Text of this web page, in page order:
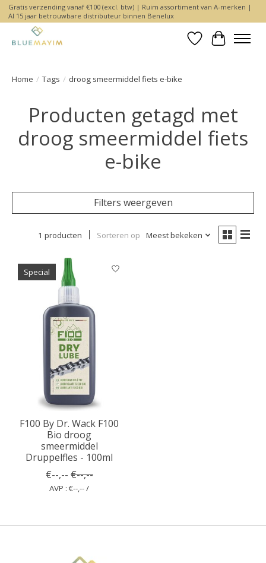
Gratis verzending vanaf €100 (excl. btw) | Ruim assortiment van A-merken |
Al 15 jaar betrouwbare distributeur binnen Benelux
Verlanglijst
Home / Tags / droog smeermiddel fiets e-bike
Producten getagd met
droog smeermiddel fiets
e-bike
Filters weergeven
1 producten Sorteren op Meest bekeken
Special
F100 By Dr. Wack F100
Bio droog
smeermiddel
Druppelfles - 100ml
€--,-- €--,--
AVP : €--,-- /